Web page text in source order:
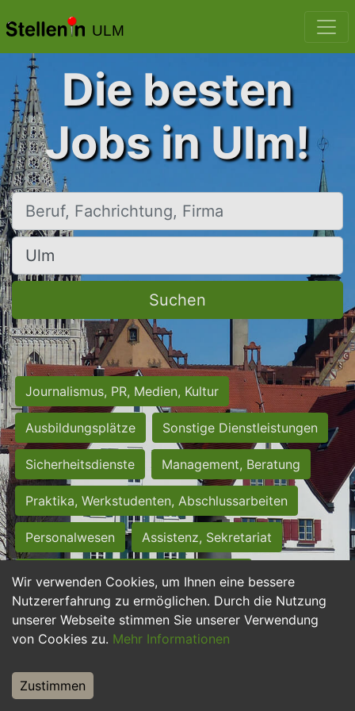
ULM
Wir verwenden Cookies, um Ihnen eine bessere
Nutzererfahrung zu ermöglichen. Durch die Nutzung
unserer Webseite stimmen Sie unserer Verwendung
von Cookies zu. Mehr Informationen
Zustimmen
Die besten
Jobs in Ulm!
Beruf, Fachrichtung, Firma
Ort, Stadt
Suchen
Journalismus, PR, Medien, Kultur
Ausbildungsplätze Sonstige Dienstleistungen
Sicherheitsdienste Management, Beratung
Praktika, Werkstudenten, Abschlussarbeiten
Personalwesen Assistenz, Sekretariat
Hilfskräfte, Aushilfs- und Nebenjobs
Einkauf, Logistik, Materialwirtschaft
Weiterbildung, Studium, duale Ausbildung
Tourismus